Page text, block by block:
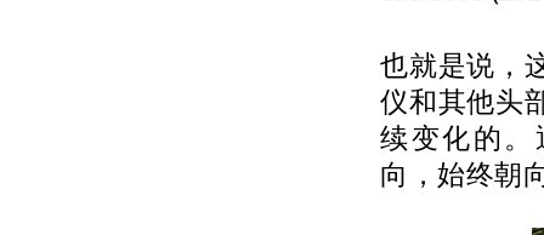
也就是说，
仪和其他头
续变化的
向，始终朝